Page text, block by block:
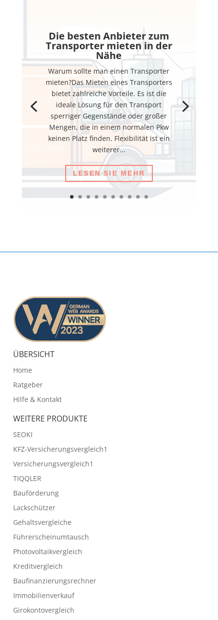
Die besten Anbieter zum
Transporter mieten in der
Nähe
Warum sollte man einen Transporter
mieten?Das Mieten eines Transporters
bietet zahlreiche Vorteile. Es ist die
ideale Lösung für den Transport
sperriger Gegenstände oder großer
Mengen, die in einem normalen Pkw
keinen Platz finden. Flexibilität ist ein
weiterer...
LESEN SIE MEHR
ÜBERSICHT
Home
Ratgeber
Hilfe & Kontakt
WEITERE PRODUKTE
SEOKI
KFZ-Versicherungsvergleich1
Versicherungsvergleich1
TIQQLER
Bauförderung
Lackschützer
Gehaltsvergleiche
Führerscheinumtausch
Photovoltaikvergleich
Kreditvergleich
Baufinanzierungsrechner
Immobilienverkauf
Girokontovergleich